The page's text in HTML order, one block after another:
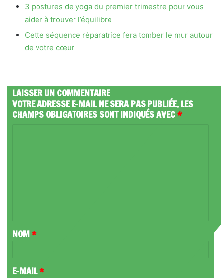
3 postures de yoga du premier trimestre pour vous
aider à trouver l’équilibre
Cette séquence réparatrice fera tomber le mur autour
de votre cœur
LAISSER UN COMMENTAIRE
VOTRE ADRESSE E-MAIL NE SERA PAS PUBLIÉE.LES
CHAMPS OBLIGATOIRES SONT INDIQUÉS AVEC*
A
R
NOM*
E-MAIL*